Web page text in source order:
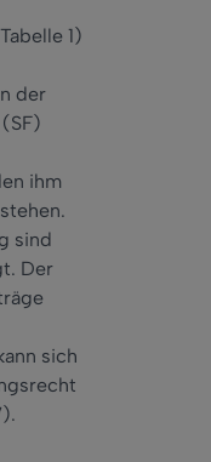
1)
der
ihm
sind
Der
sich